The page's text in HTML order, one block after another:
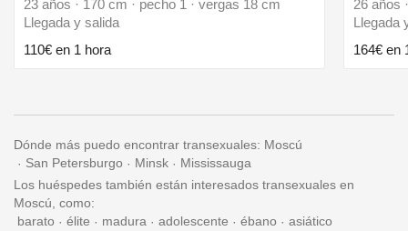
23 años · 170 cm · pecho 1 · vergas 18 cm
Llegada y salida
110€ en 1 hora
26 años
Llegada
164€ en
Dónde más puedo encontrar transexuales: Moscú
San Petersburgo
Minsk
Mississauga
Los huéspedes también están interesados transexuales en
Moscú, como:
barato
élite madura adolescente ébano
asiático